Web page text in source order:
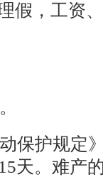
假，工资
保护规定
天。难产